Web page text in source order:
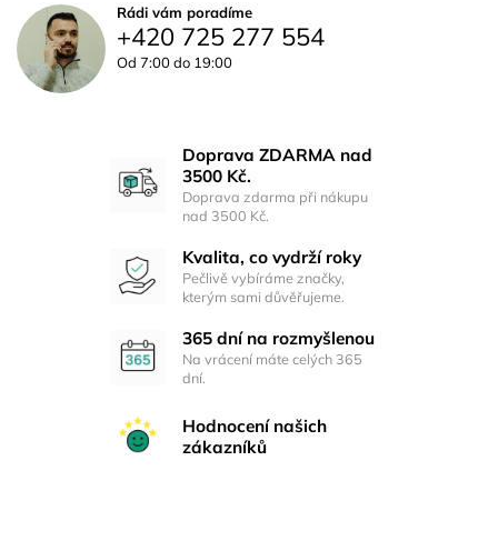
Rádi vám poradíme
+420 725 277 554
Od 7:00 do 19:00
Doprava ZDARMA nad
3500 Kč.
Doprava zdarma při nákupu
nad 3500 Kč.
Kvalita, co vydrží roky
Pečlivě vybíráme značky,
kterým sami důvěřujeme.
365 dní na rozmyšlenou
Na vrácení máte celých 365
dní.
Hodnocení našich
zákazníků